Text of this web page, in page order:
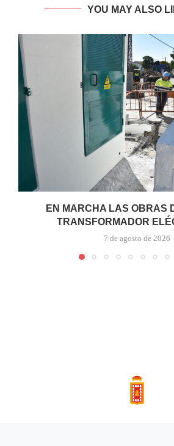
YOU MAY ALSO
EN MARCHA LAS OBRAS
TRANSFORMADOR
7 de agosto de 2026